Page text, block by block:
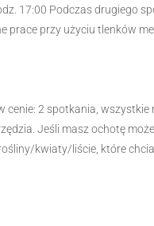
17:00 Podczas drugiego
prace przy użyciu tlenków
cenie: 2 spotkania, wszystkie
Jeśli masz ochotę
kwiaty/liście, które